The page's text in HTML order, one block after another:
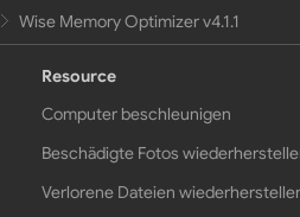
Wise Memory Optimizer v4.1.1
Resource
Computer beschleunigen
Beschädigte Fotos
Verlorene Dateien